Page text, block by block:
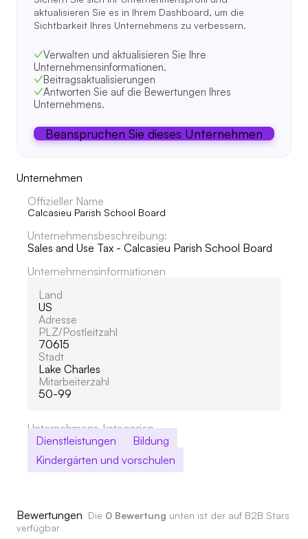
aktualisieren Sie es in Ihrem Dashboard, um die
Sichtbarkeit Ihres Unternehmens zu verbessern.
Verwalten und aktualisieren Sie Ihre
Unternehmensinformationen.
Beitragsaktualisierungen
Antworten Sie auf die Bewertungen Ihres
Unternehmens.
Beanspruchen Sie dieses Unternehmen
Unternehmen
Offizieller Name
Calcasieu Parish School Board
Unternehmensbeschreibung:
Sales and Use Tax - Calcasieu Parish School Board
Unternehmensinformationen
Land
US
Adresse
PLZ/Postleitzahl
70615
Stadt
Lake Charles
Mitarbeiterzahl
50-99
Unternehmens-kategorien
Dienstleistungen
Bildung
Kindergärten und vorschulen
Bewertungen Die 0 Bewertung unten ist der auf B2B Stars
verfügbar